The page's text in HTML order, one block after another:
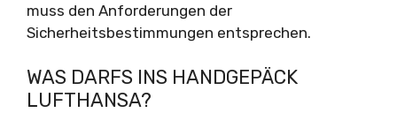
muss den Anforderungen der
Sicherheitsbestimmungen entsprechen.
WAS DARFS INS HANDGEPÄCK
LUFTHANSA?